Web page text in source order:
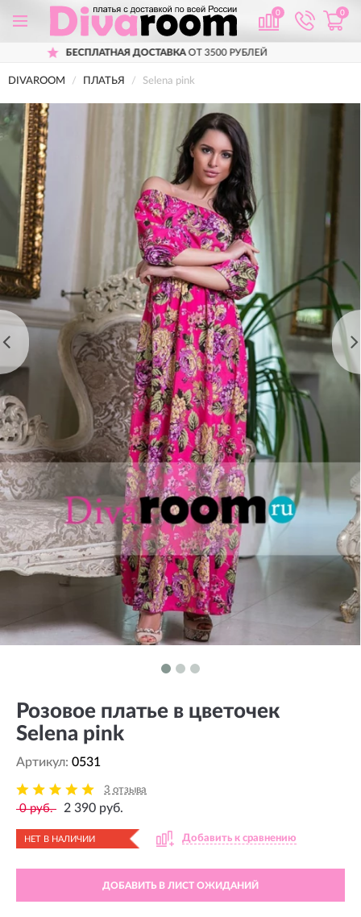
0 0
ДОСТАВКА ОТ 3500 РУБЛЕЙ
DIVAROOM ПЛАТЬЯ Selena pink
Розовое платье в цветочек
Selena pink
Артикул: 0531
3 отзыва
0 руб. 2 390 руб.
НЕТ В НАЛИЧИИ Добавить к сравнению
ДОБАВИТЬ В ЛИСТ ОЖИДАНИЙ